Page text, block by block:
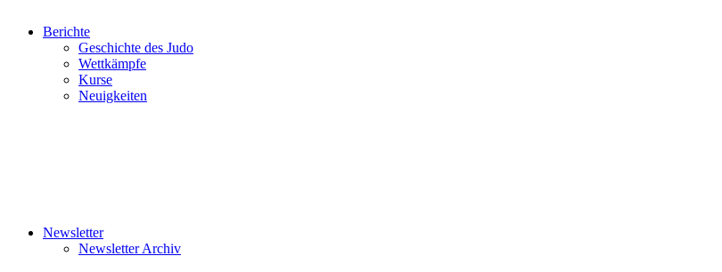
Berichte
Geschichte des Judo
Wettkämpfe
Kurse
Neuigkeiten
Newsletter
Newsletter Archiv